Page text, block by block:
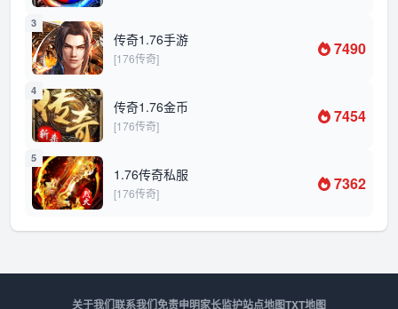
3
传奇1.76手游
[176传奇] 7490
4
传奇1.76金币
[176传奇] 7454
5
1.76传奇私服
[176传奇] 7362
关于我们联系我们免责申明家长监护站点地图TXT地图